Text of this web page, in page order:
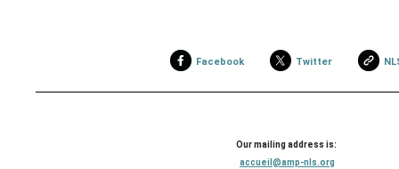
Facebook Twitter
Our mailing address is:
accueil@amp-nls.org